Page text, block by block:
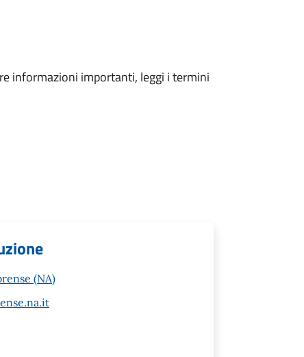
informazioni importanti, leggi i termini
(NA)